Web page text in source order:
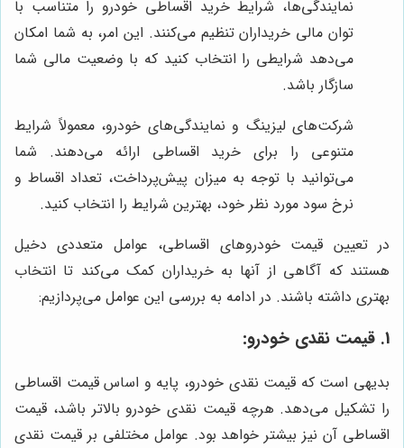
نمایندگی‌ها، شرایط خرید اقساطی خودرو را متناسب با
توان مالی خریداران تنظیم می‌کنند. این امر، به شما امکان
می‌دهد شرایطی را انتخاب کنید که با وضعیت مالی شما
سازگار باشد.
شرکت‌های لیزینگ و نمایندگی‌های خودرو، معمولاً شرایط
متنوعی را برای خرید اقساطی ارائه می‌دهند. شما
می‌توانید با توجه به میزان پیش‌پرداخت، تعداد اقساط و
نرخ سود مورد نظر خود، بهترین شرایط را انتخاب کنید.
در تعیین قیمت خودروهای اقساطی، عوامل متعددی دخیل
هستند که آگاهی از آنها به خریداران کمک می‌کند تا انتخاب
بهتری داشته باشند. در ادامه به بررسی این عوامل می‌پردازیم:
1. قیمت نقدی خودرو:
بدیهی است که قیمت نقدی خودرو، پایه و اساس قیمت اقساطی
را تشکیل می‌دهد. هرچه قیمت نقدی خودرو بالاتر باشد، قیمت
اقساطی آن نیز بیشتر خواهد بود. عوامل مختلفی بر قیمت نقدی